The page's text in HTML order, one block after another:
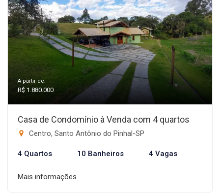
A partir de:
R$ 1.880.000
Casa de Condomínio à Venda com 4 quartos
Centro, Santo Antônio do Pinhal-SP
4 Quartos 10 Banheiros 4 Vagas
Mais informações